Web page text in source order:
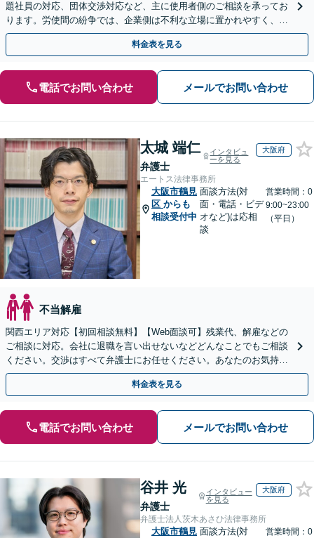
題社員の対応、団体交渉対応など、主に使用者側のご相談を承ってお
ります。労使間の紛争では、企業側は不利な立場に置かれやすく、適
切な対応が必要です。お早めに弁護士にご相談ください。
料金表を見る
電話でお問い合わせ メールでお問い合わせ
太城 端仁
弁護士
インタビュ
ーを見る
大阪府
エートス法律事務所
大阪市鶴見
区 からも
相談受付中
面談方法(対
面・電話・ビデ
オなど)は応相
談
営業時間：0
9:00~23:00
（平日）
不当解雇
関西エリア対応【初回相談無料】【Web面談可】残業代、解雇などの
ご相談に対応。会社に退職を言い出せないなどどんなことでもご相談
ください。交渉はすべて弁護士にお任せください。あなたのお気持ち
を尊重した迅速な解決を目指します。
料金表を見る
電話でお問い合わせ メールでお問い合わせ
谷井 光
弁護士
インタビュー
を見る
大阪府
弁護士法人茨木あさひ法律事務所
大阪市鶴見 面談方法(対
営業時間：0